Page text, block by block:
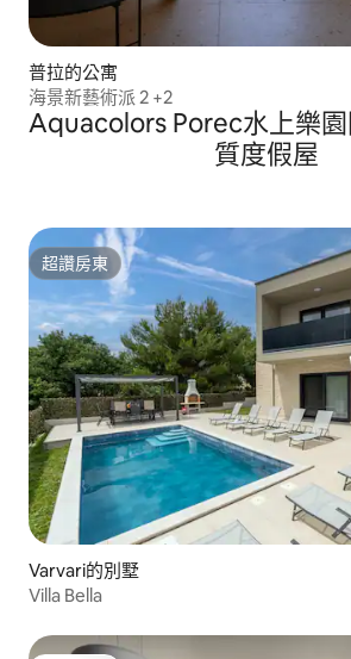
普拉的公寓
海景新藝術派 2 +2
Aquacolors Porec水上樂
質度假屋
超讚房東
超讚房東
Varvari的別墅
Villa Bella